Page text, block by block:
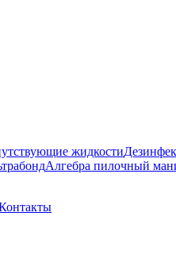
жидкости
Алгебра пилочный